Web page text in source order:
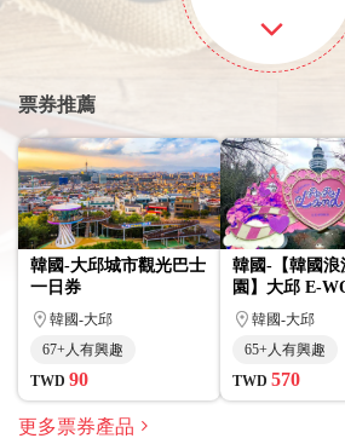
票券推薦
韓國-大邱城市觀光巴士
一日券
韓國-大邱
67+人有興趣
TWD 90
韓國-【韓國浪
園】大邱 E-
園/83塔 入場券
韓國-大邱
65+人有興趣
TWD 570
更多票券產品